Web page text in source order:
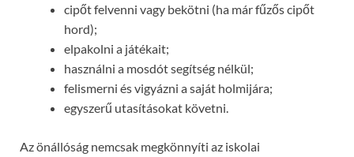
cipőt felvenni vagy bekötni (ha már fűzős cipőt
hord);
elpakolni a játékait;
használni a mosdót segítség nélkül;
felismerni és vigyázni a saját holmijára;
egyszerű utasításokat követni.
Az önállóság nemcsak megkönnyíti az iskolai